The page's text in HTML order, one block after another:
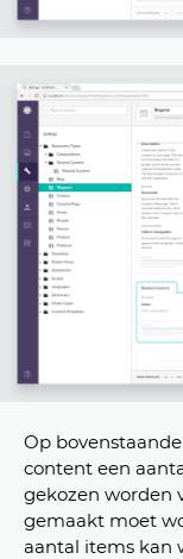
Op
content een
gekozen worden
gemaakt moet
aantal items kan